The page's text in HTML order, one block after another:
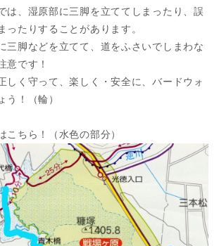
は、湿原部に三脚を立ててしまったり、誤
ったりすることがあります。
三脚などを立てて、道をふさいでしまわな
意です！
しく守って、楽しく・安全に、バードウォ
う！（輪）
こちら！（水色の部分）